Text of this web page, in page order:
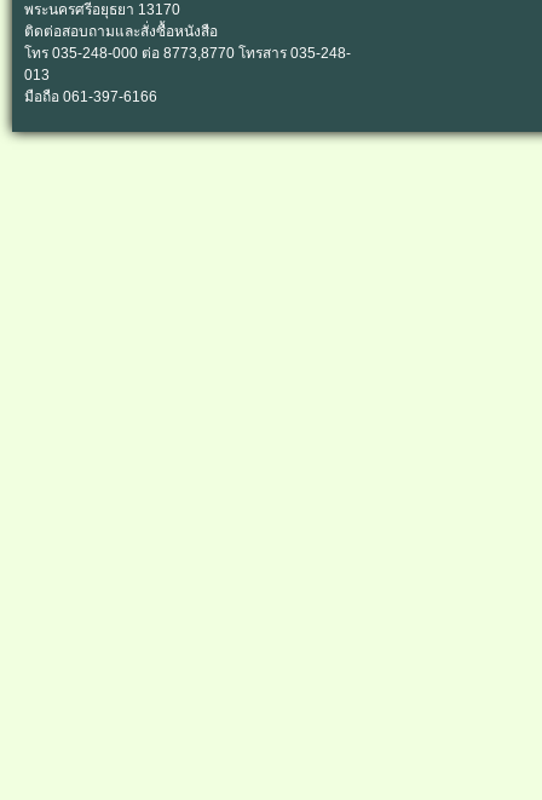
พระนครศรีอยุธยา 13170
ติดต่อสอบถามและสั่งซื้อหนังสือ
โทร 035-248-000 ต่อ 8773,8770 โทรสาร 035-248-
013
มือถือ 061-397-6166